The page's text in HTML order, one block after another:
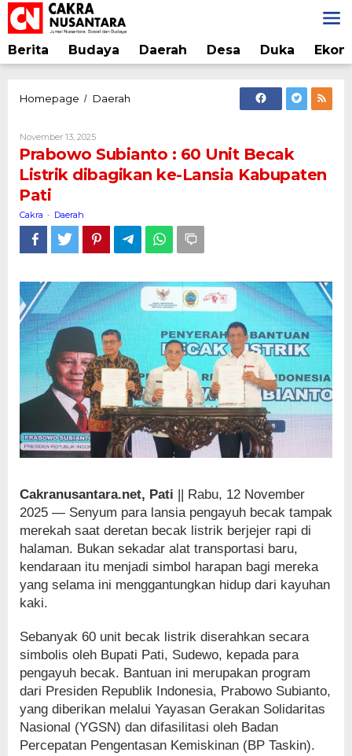
Lewati
ke
konten
Berita Budaya Daerah Desa Duka
Homepage / Daerah
60
Unit
Becak
ke-
Lansia
Kabupaten
November 13, 2025Oleh
Cakra
Prabowo Subianto : 60 Unit Becak
Listrik dibagikan ke-Lansia Kabupaten
Pati
Cakra - Daerah
Cakranusantara.net, Pati || Rabu, 12 November
2025 — Senyum para lansia pengayuh becak tampak
merekah saat deretan becak listrik berjejer rapi di
halaman. Bukan sekadar alat transportasi baru,
kendaraan itu menjadi simbol harapan bagi mereka
yang selama ini menggantungkan hidup dari kayuhan
kaki.
Sebanyak 60 unit becak listrik diserahkan secara
simbolis oleh Bupati Pati, Sudewo, kepada para
pengayuh becak. Bantuan ini merupakan program
dari Presiden Republik Indonesia, Prabowo Subianto,
yang diberikan melalui Yayasan Gerakan Solidaritas
Nasional (YGSN) dan difasilitasi oleh Badan
Percepatan Pengentasan Kemiskinan (BP Taskin).